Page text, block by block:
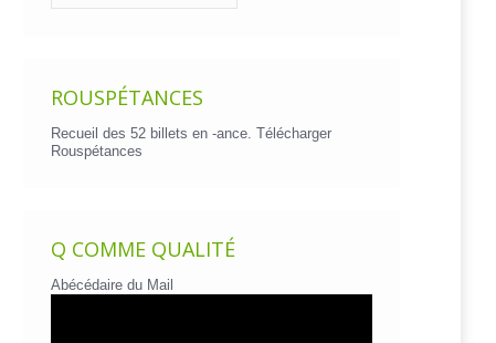
billets
ROUSPÉTANCES
Recueil des 52 billets en -ance. Télécharger
Rouspétances
Q COMME QUALITÉ
Abécédaire du Mail